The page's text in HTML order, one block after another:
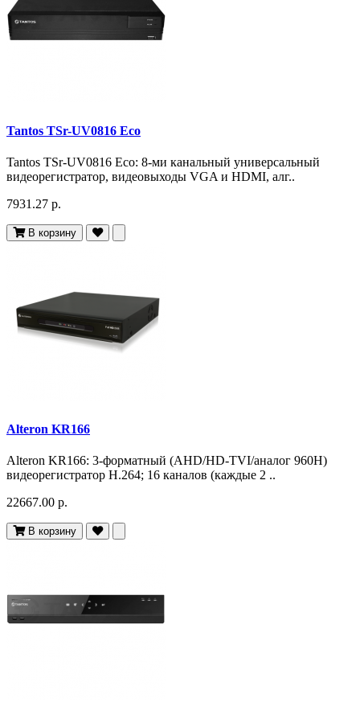
Tantos TSr-UV0816 Eco
Tantos TSr-UV0816 Eco: 8-ми канальный универсальный
видеорегистратор, видеовыходы VGA и HDMI, алг..
7931.27 р.
В корзину
Alteron KR166
Alteron KR166: 3-форматный (AHD/HD-TVI/аналог 960H)
видеорегистратор H.264; 16 каналов (каждые 2 ..
22667.00 р.
В корзину